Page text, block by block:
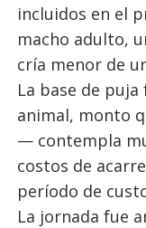
incluidos en el
macho adulto,
cría menor de
La base de
animal, monto
— contempla
costos de
período de
La jornada fue